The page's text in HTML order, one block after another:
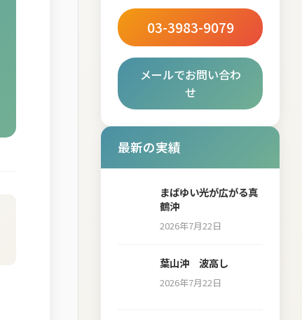
03-3983-9079
メールでお問い合わ
せ
最新の実績
まばゆい光が広がる真
鶴沖
2026年7月22日
葉山沖 波高し
2026年7月22日